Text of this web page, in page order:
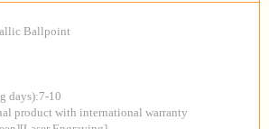
Ballpoint
days):7-10
product with international warranty